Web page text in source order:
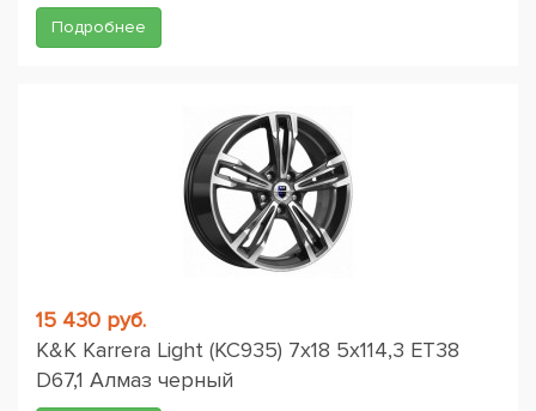
Подробнее
15 430 руб.
K&K Karrera Light (КС935) 7x18 5x114,3 ET38
D67,1 Алмаз черный